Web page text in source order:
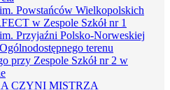
im. Powstańców Wielkopolskich
w Zespole Szkół nr 1
im. Przyjaźni Polsko-Norweskiej
terenu
przy Zespole Szkół nr 2 w
CZYNI MISTRZA